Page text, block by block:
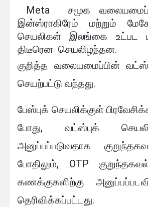
Meta சமூக
இன்ஸ்ராகிரேம் மற்றும்
செயலிகள் இலங்கை உட்பட
திடீரென செயலிழந்தன.
குறித்த வலையமைப்பின்
செயற்பட்டு வந்தது.
பேஸ்புக் செயலிக்குள்
போது, வட்ஸ்புக்
அனுப்பப்படுவதாக
போதிலும், OTP
கணக்குகளிற்கு
தெரிவிக்கப்பட்டது.